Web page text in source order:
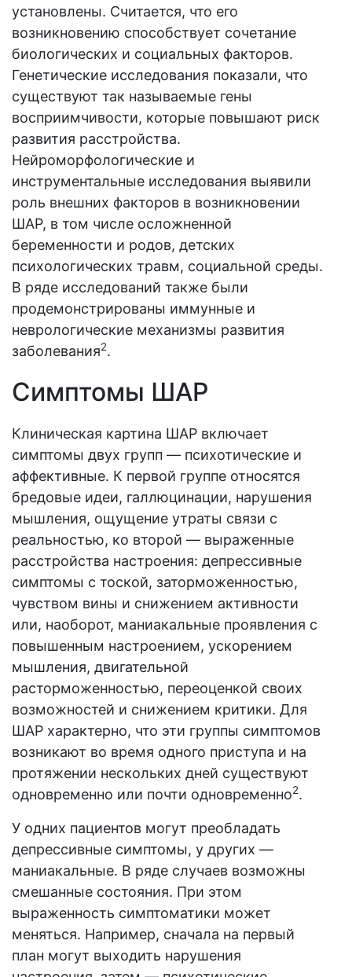
установлены. Считается, что его
возникновению способствует сочетание
биологических и социальных факторов.
Генетические исследования показали, что
существуют так называемые гены
восприимчивости, которые повышают риск
развития расстройства.
Нейроморфологические и
инструментальные исследования выявили
роль внешних факторов в возникновении
ШАР, в том числе осложненной
беременности и родов, детских
психологических травм, социальной среды.
В ряде исследований также были
продемонстрированы иммунные и
неврологические механизмы развития
заболевания2.
Симптомы ШАР
Клиническая картина ШАР включает
симптомы двух групп — психотические и
аффективные. К первой группе относятся
бредовые идеи, галлюцинации, нарушения
мышления, ощущение утраты связи с
реальностью, ко второй — выраженные
расстройства настроения: депрессивные
симптомы с тоской, заторможенностью,
чувством вины и снижением активности
или, наоборот, маниакальные проявления с
повышенным настроением, ускорением
мышления, двигательной
расторможенностью, переоценкой своих
возможностей и снижением критики. Для
ШАР характерно, что эти группы симптомов
возникают во время одного приступа и на
протяжении нескольких дней существуют
одновременно или почти одновременно2.
У одних пациентов могут преобладать
депрессивные симптомы, у других —
маниакальные. В ряде случаев возможны
смешанные состояния. При этом
выраженность симптоматики может
меняться. Например, сначала на первый
план могут выходить нарушения